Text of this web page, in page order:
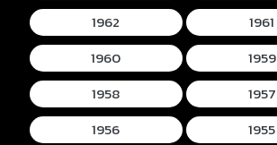
1962
1961
1960
1959
1958
1957
1956
1955